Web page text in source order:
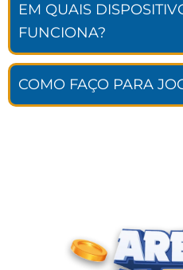
EM QUAIS
FUNCIONA?
COMO FAÇO PARA